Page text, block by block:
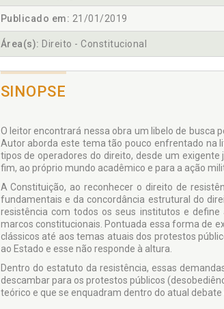
Publicado em: 21/01/2019
Área(s): Direito - Constitucional
SINOPSE
O leitor encontrará nessa obra um libelo de busca
Autor aborda este tema tão pouco enfrentado na
tipos de operadores do direito, desde um
fim, ao próprio mundo acadêmico e para a ação
A Constituição, ao reconhecer o direito de
fundamentais e da concordância estrutural do
resistência com todos os seus institutos e
marcos constitucionais. Pontuada essa forma de
clássicos até aos temas atuais dos protestos
ao Estado e esse não responde à altura.
Dentro do estatuto da resistência, essas
descambar para os protestos públicos
teórico e que se enquadram dentro do atual